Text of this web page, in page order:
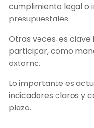
cumplimiento legal o
presupuestales.
Otras veces, es clave
participar, como
externo.
Lo importante es
indicadores claros y
plazo.